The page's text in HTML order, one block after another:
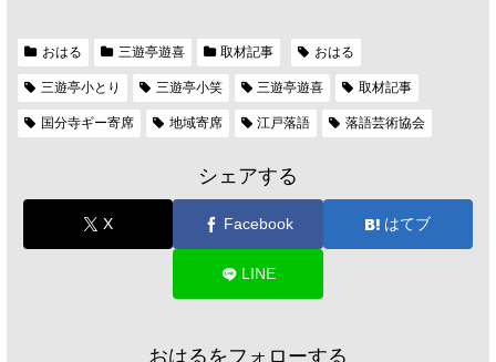
おはる 三遊亭遊喜 取材記事 おはる
三遊亭小とり 三遊亭小笑 三遊亭遊喜 取材記事
国分寺ギー寄席 地域寄席 江戸落語 落語芸術協会
シェアする
X Facebook はてブ
LINE
おはるをフォローする